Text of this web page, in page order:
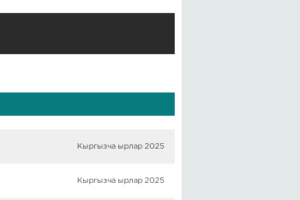
Кыргызча ырлар 2025
Кыргызча ырлар 2025